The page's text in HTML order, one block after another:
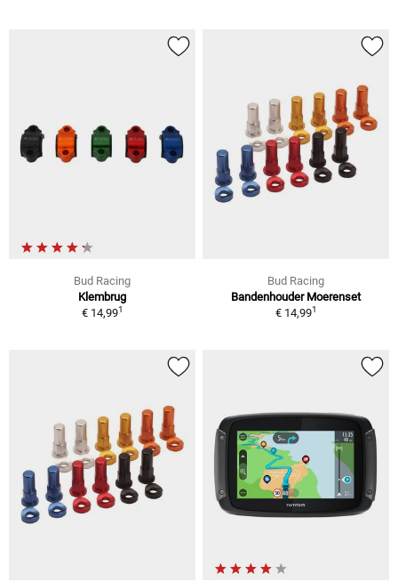
Bud Racing
Klembrug
€ 14,991
Bud Racing
Bandenhouder Moerenset
€ 14,991